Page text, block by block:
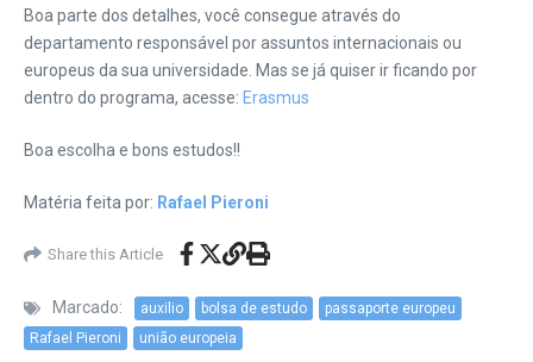
Boa parte dos detalhes, você consegue através do
departamento responsável por assuntos internacionais ou
europeus da sua universidade. Mas se já quiser ir ficando por
dentro do programa, acesse: Erasmus
Boa escolha e bons estudos!!
Matéria feita por: Rafael Pieroni
Share this Article
Marcado: auxilio bolsa de estudo
passaporte europeu
Rafael Pieroni
união europeia